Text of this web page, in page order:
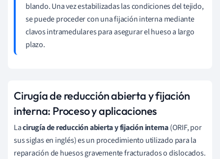
blando. Una vez estabilizadas las condiciones del tejido,
se puede proceder con una fijación interna mediante
clavos intramedulares para asegurar el hueso a largo
plazo.
Cirugía de reducción abierta y fijación
interna: Proceso y aplicaciones
Lacirugía de reducción abierta y fijación interna(ORIF, por
sus siglas en inglés) es un procedimiento utilizado para la
reparación de huesos gravemente fracturados o dislocados.